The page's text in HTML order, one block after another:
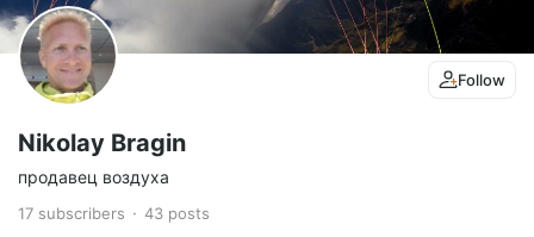
Follow
Nikolay Bragin
продавец воздуха
17 subscribers 43 posts